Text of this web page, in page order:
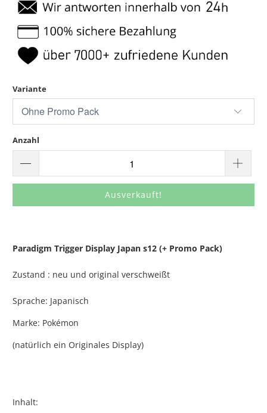
Variante
Anzahl
Ausverkauft!
Paradigm Trigger Display Japan s12 (+ Promo Pack)
Zustand : neu und original verschweißt
Sprache: Japanisch
Marke: Pokémon
(natürlich ein Originales Display)
Inhalt: